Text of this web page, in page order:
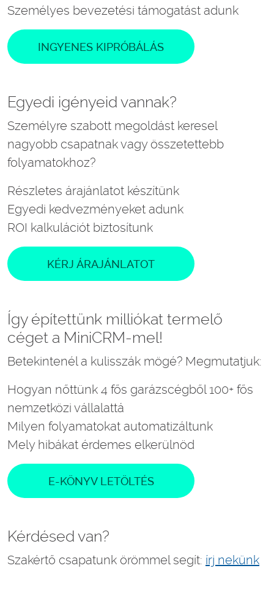
Személyes bevezetési támogatást adunk
INGYENES KIPRÓBÁLÁS
Egyedi igényeid vannak?
Személyre szabott megoldást keresel
nagyobb csapatnak vagy összetettebb
folyamatokhoz?
Részletes árajánlatot készítünk
Egyedi kedvezményeket adunk
ROI kalkulációt biztosítunk
KÉRJ ÁRAJÁNLATOT
Így építettünk milliókat termelő
céget a MiniCRM-mel!
Betekintenél a kulisszák mögé? Megmutatjuk:
Hogyan nőttünk 4 fős garázscégből 100+ fős
nemzetközi vállalattá
Milyen folyamatokat automatizáltunk
Mely hibákat érdemes elkerülnöd
E-KÖNYV LETÖLTÉS
Kérdésed van?
Szakértő csapatunk örömmel segít: írj nekünk